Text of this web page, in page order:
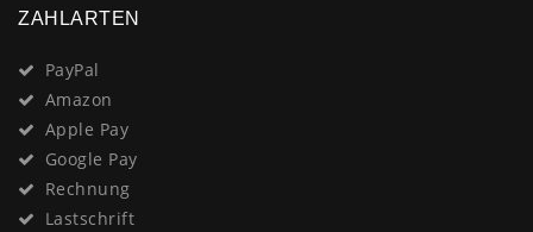
ZAHLARTEN
PayPal
Amazon
Apple Pay
Google Pay
Rechnung
Lastschrift